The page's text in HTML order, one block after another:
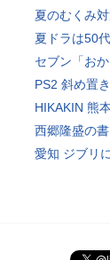
夏のむくみ
夏ドラは50
セブン「お
PS2 斜め置
HIKAKIN 熊
西郷隆盛の
愛知 ジブリ